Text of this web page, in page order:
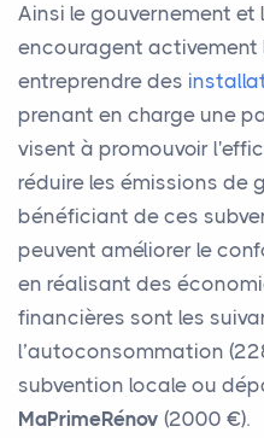
Ainsi le gouvernement
encouragent activement
entreprendre des
prenant en charge une
visent à promouvoir
réduire les émissions de
bénéficiant de ces
peuvent améliorer le
en réalisant des
financières sont les
l’autoconsommation
subvention locale ou
MaPrimeRénov (2000 €).